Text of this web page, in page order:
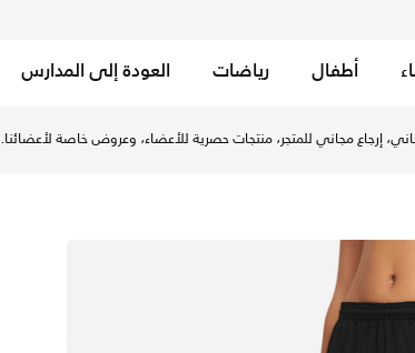
أطفال رياضات العودة إلى المدارس
إرجاع مجاني للمتجر، منتجات حصرية للأعضاء، وعروض خاصة لأعضائنا.